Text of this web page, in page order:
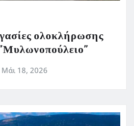
ολοκλήρωσης
Μάι 18, 2026